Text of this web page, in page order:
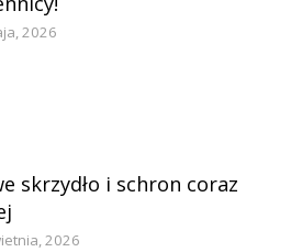
2026
skrzydło i schron coraz
2026